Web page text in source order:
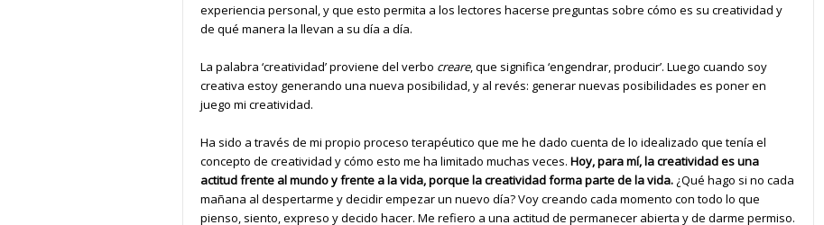
experiencia personal, y que esto permita a los lectores hacerse preguntas sobre cómo es su creatividad y
de qué manera la llevan a su día a día.
La palabra ‘creatividad’ proviene del verbo creare, que significa ‘engendrar, producir’. Luego cuando soy
creativa estoy generando una nueva posibilidad, y al revés: generar nuevas posibilidades es poner en
juego mi creatividad.
Ha sido a través de mi propio proceso terapéutico que me he dado cuenta de lo idealizado que tenía el
concepto de creatividad y cómo esto me ha limitado muchas veces. Hoy, para mí, la creatividad es una
actitud frente al mundo y frente a la vida, porque la creatividad forma parte de la vida. ¿Qué hago si no cada
mañana al despertarme y decidir empezar un nuevo día? Voy creando cada momento con todo lo que
pienso, siento, expreso y decido hacer. Me refiero a una actitud de permanecer abierta y de darme permiso.